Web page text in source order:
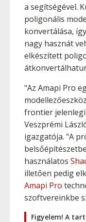
a segítségével.
poligonális
konvertálása,
nagy hasznát
elkészített
"Az Amapi Pro
frontier
Veszprémi
igazgatója. "A
használatos
illetően pedig
Amapi Pro
szoftvereinkbe
Figyelem! A